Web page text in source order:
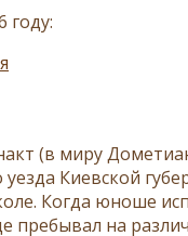
году:
(в миру
Киевской
Когда юноше
пребывал на